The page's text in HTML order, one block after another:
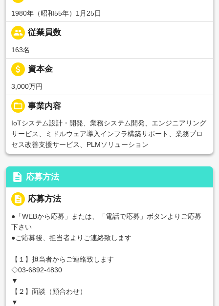
1980年（昭和55年）1月25日
people 従業員数
163名
attach_money 資本金
3,000万円
folder_open 事業内容
IoTシステム設計・開発、業務システム開発、エンジニアリング
サービス、ミドルウェア導入インフラ構築サポート、業務プロ
セス改善支援サービス、PLMソリューション
description 応募方法
description 応募方法
●「WEBから応募」または、「電話で応募」ボタンよりご応募
下さい
●ご応募後、担当者よりご連絡致します
【１】担当者からご連絡致します
◇03-6892-4830
▼
【２】面談（顔合わせ）
▼